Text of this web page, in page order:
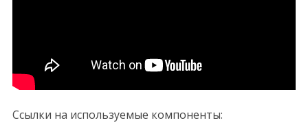
Ссылки на используемые компоненты: